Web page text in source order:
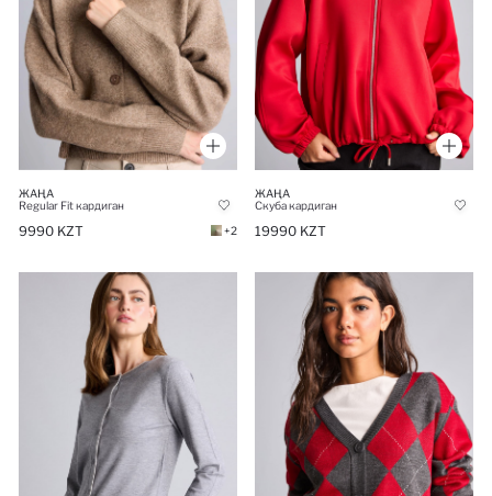
ЖАҢА
Regular Fit кардиган
9990 KZT +2
ЖАҢА
Скуба кардиган
19990 KZT